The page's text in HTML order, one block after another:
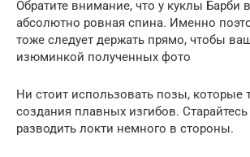
Обратите внимание, что у куклы Барби
абсолютно ровная спина. Именно
тоже следует держать прямо, чтобы
изюминкой полученных фото
Ни стоит использовать позы, которые
создания плавных изгибов.
разводить локти немного в стороны.